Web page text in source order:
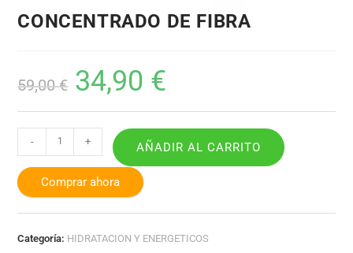
CONCENTRADO DE FIBRA
59,00€ 34,90 €
- + AÑADIR AL CARRITO
Comprar ahora
Categoría: HIDRATACION Y ENERGETICOS